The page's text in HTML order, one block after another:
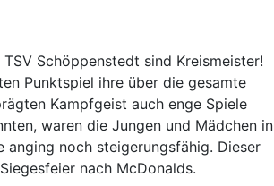
Schöppenstedt sind Kreismeister!
Punktspiel ihre über die gesamte
Kampfgeist auch enge Spiele
waren die Jungen und Mädchen in
noch steigerungsfähig. Dieser
nach McDonalds.